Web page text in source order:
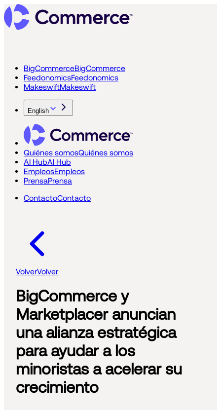
BigCommerceBigCommerce
FeedonomicsFeedonomics
MakeswiftMakeswift
English
Quiénes somosQuiénes somos
AI HubAI Hub
EmpleosEmpleos
PrensaPrensa
ContactoContacto
VolverVolver
BigCommerce y
Marketplacer anuncian
una alianza estratégica
para ayudar a los
minoristas a acelerar su
crecimiento